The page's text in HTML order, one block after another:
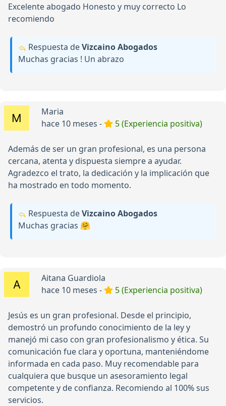
Excelente abogado Honesto y muy correcto Lo
recomiendo
Respuesta deVizcaino Abogados
Muchas gracias ! Un abrazo
Maria
hace 10 meses -
5 (Experiencia positiva)
Además de ser un gran profesional, es una persona
cercana, atenta y dispuesta siempre a ayudar.
Agradezco el trato, la dedicación y la implicación que
ha mostrado en todo momento.
Respuesta deVizcaino Abogados
Muchas gracias 🤗
Aitana Guardiola
hace 10 meses -
5 (Experiencia positiva)
Jesús es un gran profesional. Desde el principio,
demostró un profundo conocimiento de la ley y
manejó mi caso con gran profesionalismo y ética. Su
comunicación fue clara y oportuna, manteniéndome
informada en cada paso. Muy recomendable para
cualquiera que busque un asesoramiento legal
competente y de confianza. Recomiendo al 100% sus
servicios.